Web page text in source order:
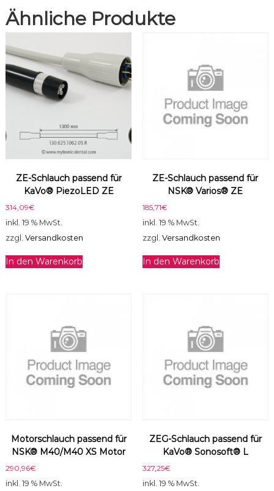
p
r
t
z
e
M
g
e
Ähnliche Produkte
ZE-Schlauch passend für
KaVo® PiezoLED ZE
314,09€
inkl. 19 % MwSt.
zzgl. Versandkosten
In den Warenkorb
ZE-Schlauch passend für
NSK® Varios® ZE
185,71€
inkl. 19 % MwSt.
zzgl. Versandkosten
In den Warenkorb
Motorschlauch passend für
NSK® M40/M40 XS Motor
290,96€
inkl. 19 % MwSt.
ZEG-Schlauch passend für
KaVo® Sonosoft® L
327,25€
inkl. 19 % MwSt.